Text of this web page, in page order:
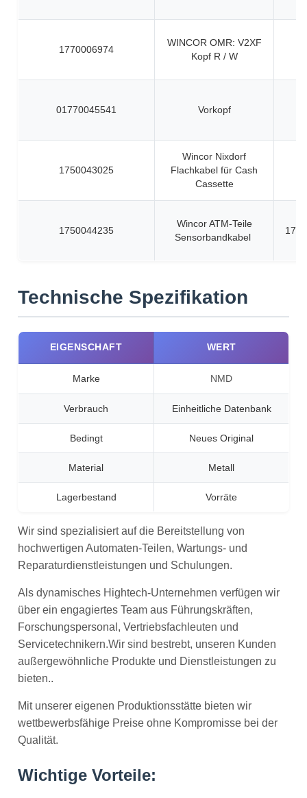
1770006974
WINCOR OMR: V2XF
Kopf R / W
01770045541 Vorkopf
1750043025
Wincor Nixdorf
Flachkabel für Cash
Cassette
1750044235
Wincor ATM-Teile
Sensorbandkabel
Technische Spezifikation
EIGENSCHAFT WERT
Marke NMD
Verbrauch Einheitliche Datenbank
Bedingt Neues Original
Material Metall
Lagerbestand Vorräte
Wir sind spezialisiert auf die Bereitstellung von
hochwertigen Automaten-Teilen, Wartungs- und
Reparaturdienstleistungen und Schulungen.
Als dynamisches Hightech-Unternehmen verfügen wir
über ein engagiertes Team aus Führungskräften,
Forschungspersonal, Vertriebsfachleuten und
Servicetechnikern.Wir sind bestrebt, unseren Kunden
außergewöhnliche Produkte und Dienstleistungen zu
bieten..
Mit unserer eigenen Produktionsstätte bieten wir
wettbewerbsfähige Preise ohne Kompromisse bei der
Qualität.
Wichtige Vorteile: